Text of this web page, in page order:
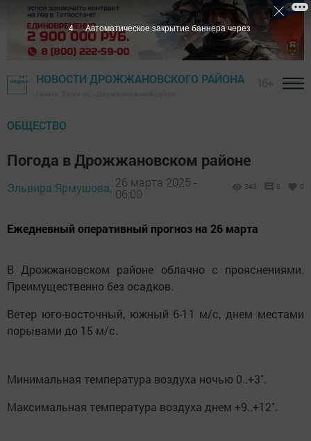
НОВОСТИ ДРОЖЖАНОВСКОГО РАЙОНА
ОБЩЕСТВО
Погода в Дрожжановском районе
Эльвира Ярмушова, 26 марта 2025 -
06:00
343 0 0
Ежедневный оперативный прогноз на 26 марта
В Дрожжановском районе облачно с прояснениями.
Преимущественно без осадков.
Ветер юго-восточный, южный 6-11 м/с, днем местами
порывами до 15 м/с.
Минимальная температура воздуха ночью 0..+3˚.
Максимальная температура воздуха днем +9..+12˚.
3 Автоматическое закрытие баннера через